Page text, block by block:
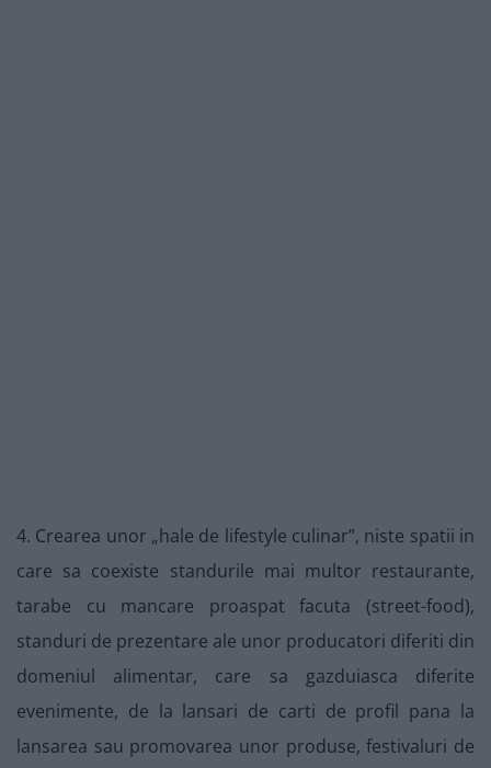
4. Crearea unor „hale de lifestyle culinar”, niste spatii in
care sa coexiste standurile mai multor restaurante,
tarabe cu mancare proaspat facuta (street-food),
standuri de prezentare ale unor producatori diferiti din
domeniul alimentar, care sa gazduiasca diferite
evenimente, de la lansari de carti de profil pana la
lansarea sau promovarea unor produse, festivaluri de